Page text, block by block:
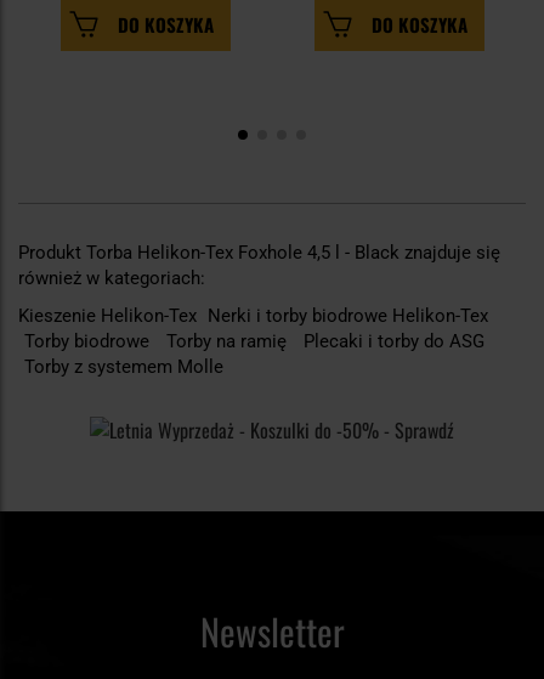
DO KOSZYKA DO KOSZYKA
Produkt Torba Helikon-Tex Foxhole 4,5 l - Black znajduje się
również w kategoriach:
Kieszenie Helikon-Tex Nerki i torby biodrowe Helikon-Tex
Torby biodrowe
Torby na ramię
Plecaki i torby do ASG
Torby z systemem Molle
Newsletter